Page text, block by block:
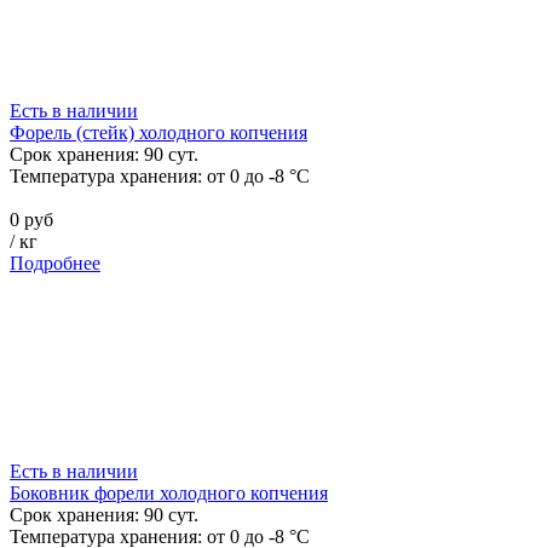
Есть в наличии
Форель (стейк) холодного копчения
Срок хранения: 90 сут.
Температура хранения: от 0 до -8 °C
0 руб
/кг
Подробнее
Есть в наличии
Боковник форели холодного копчения
Срок хранения: 90 сут.
Температура хранения: от 0 до -8 °C